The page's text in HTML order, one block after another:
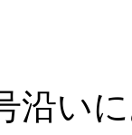
い